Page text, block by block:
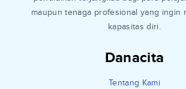
Danacita
Tentang Kami
maupun tenaga profesional yang ingin
kapasitas diri.